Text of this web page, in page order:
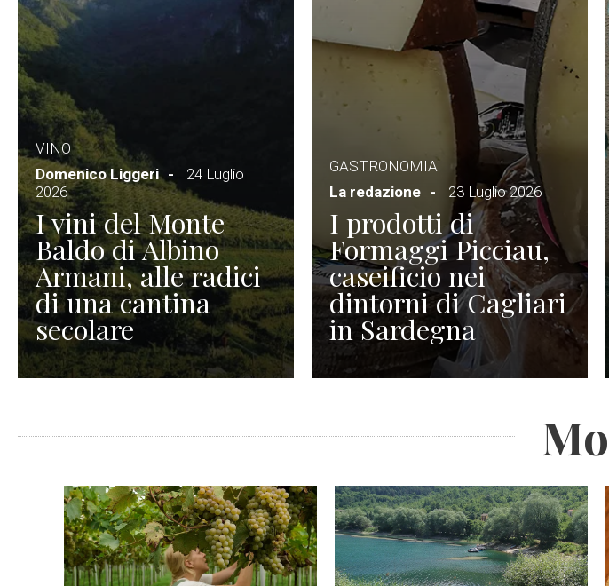
VINO
Domenico Liggeri
24 Luglio
2026
I vini del Monte
Baldo di Albino
Armani, alle radici
di una cantina
secolare
GASTRONOMIA
La redazione
23 Luglio 2026
I prodotti di
Formaggi Picciau,
caseificio nei
dintorni di Cagliari
in Sardegna